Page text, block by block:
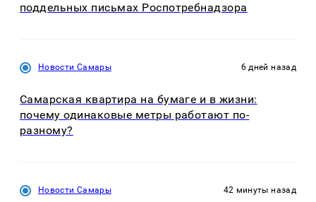
поддельных письмах Роспотребнадзора
Новости Самары 6 дней назад
Самарская квартира на бумаге и в жизни:
почему одинаковые метры работают по-
разному?
Новости Самары 42 минуты назад